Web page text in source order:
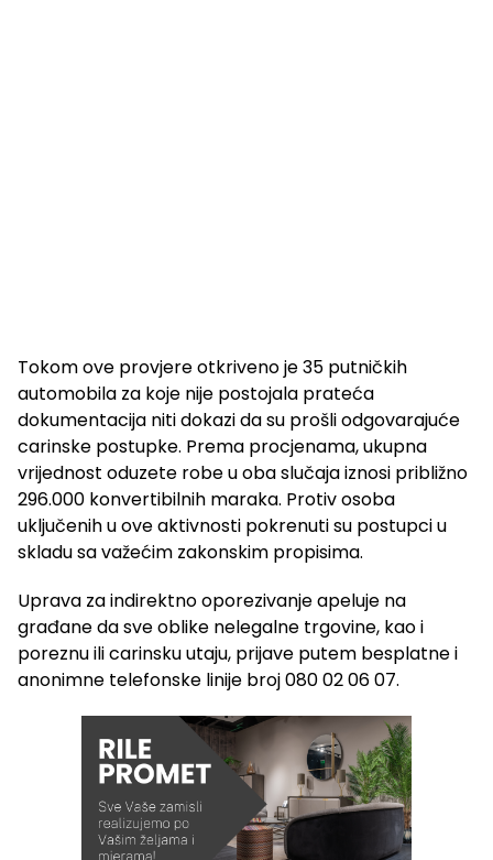
Tokom ove provjere otkriveno je 35 putničkih
automobila za koje nije postojala prateća
dokumentacija niti dokazi da su prošli odgovarajuće
carinske postupke. Prema procjenama, ukupna
vrijednost oduzete robe u oba slučaja iznosi približno
296.000 konvertibilnih maraka. Protiv osoba
uključenih u ove aktivnosti pokrenuti su postupci u
skladu sa važećim zakonskim propisima.
Uprava za indirektno oporezivanje apeluje na
građane da sve oblike nelegalne trgovine, kao i
poreznu ili carinsku utaju, prijave putem besplatne i
anonimne telefonske linije broj 080 02 06 07.